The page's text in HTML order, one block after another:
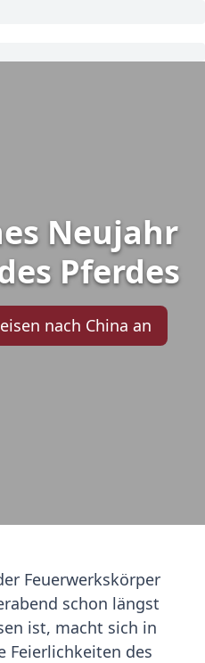
Neujahr
Pferdes
nach China an
Feuerwerkskörper
schon längst
ist, macht sich in
Feierlichkeiten des